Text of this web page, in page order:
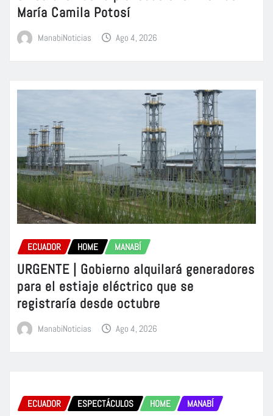
María Camila Potosí
ManabiNoticias Ago 4, 2026
ECUADOR HOME MANABÍ
URGENTE | Gobierno alquilará generadores
para el estiaje eléctrico que se
registraría desde octubre
ManabiNoticias Ago 4, 2026
ECUADOR ESPECTÁCULOS HOME MANABÍ